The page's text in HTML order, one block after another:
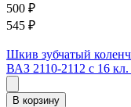
500 ₽
545 ₽
Шкив зубчатый
ВАЗ 2110-2112 с 16
В корзину